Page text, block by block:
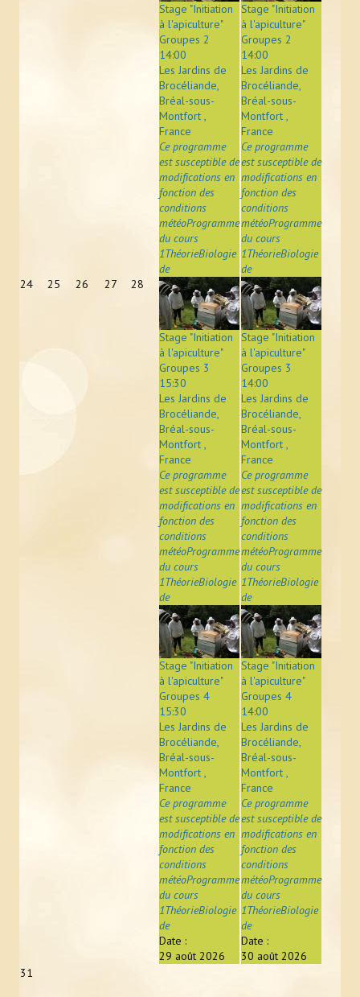
24 25 26 27 28
Stage "Initiation
à l'apiculture"
Groupes 2
14:00
Les Jardins de
Brocéliande,
Bréal-sous-
Montfort ,
France
Ce programme
est susceptible de
modifications en
fonction des
conditions
météoProgramme
du cours
1ThéorieBiologie
de
Stage "Initiation
à l'apiculture"
Groupes 3
15:30
Les Jardins de
Brocéliande,
Bréal-sous-
Montfort ,
France
Ce programme
est susceptible de
modifications en
fonction des
conditions
météoProgramme
du cours
1ThéorieBiologie
de
Stage "Initiation
à l'apiculture"
Groupes 4
15:30
Les Jardins de
Brocéliande,
Bréal-sous-
Montfort ,
France
Ce programme
est susceptible de
modifications en
fonction des
conditions
météoProgramme
du cours
1ThéorieBiologie
de
Date :
29 août 2026
Stage "Initiation
à l'apiculture"
Groupes 2
14:00
Les Jardins de
Brocéliande,
Bréal-sous-
Montfort ,
France
Ce programme
est susceptible de
modifications en
fonction des
conditions
météoProgramme
du cours
1ThéorieBiologie
de
Stage "Initiation
à l'apiculture"
Groupes 3
14:00
Les Jardins de
Brocéliande,
Bréal-sous-
Montfort ,
France
Ce programme
est susceptible de
modifications en
fonction des
conditions
météoProgramme
du cours
1ThéorieBiologie
de
Stage "Initiation
à l'apiculture"
Groupes 4
14:00
Les Jardins de
Brocéliande,
Bréal-sous-
Montfort ,
France
Ce programme
est susceptible de
modifications en
fonction des
conditions
météoProgramme
du cours
1ThéorieBiologie
de
Date :
30 août 2026
31